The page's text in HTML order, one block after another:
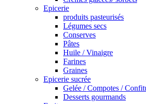
Epicerie
produits pasteurisés
Légumes secs
Conserves
Pâtes
Huile / Vinaigre
Farines
Graines
Epicerie sucrée
Gelée / Compotes /
Desserts gourmands